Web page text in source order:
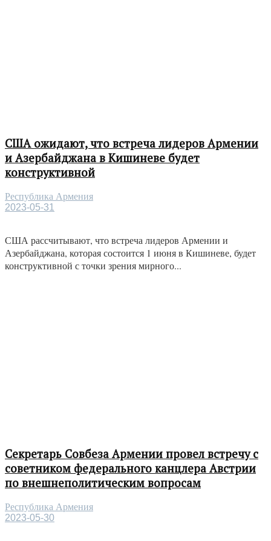
США ожидают, что встреча лидеров Армении
и Азербайджана в Кишиневе будет
конструктивной
Республика Армения
2023-05-31
США рассчитывают, что встреча лидеров Армении и
Азербайджана, которая состоится 1 июня в Кишиневе, будет
конструктивной с точки зрения мирного...
Секретарь Совбеза Армении провел встречу с
советником федерального канцлера Австрии
по внешнеполитическим вопросам
Республика Армения
2023-05-30